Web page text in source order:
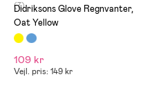
(7)
Didriksons Glove Regnvanter,
Oat Yellow
109 kr
Vejl. pris: 149 kr